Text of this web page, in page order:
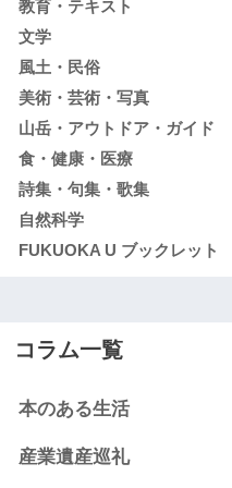
教育・テキスト
文学
風土・民俗
美術・芸術・写真
山岳・アウトドア・ガイド
食・健康・医療
詩集・句集・歌集
自然科学
FUKUOKA U ブックレット
コラム一覧
本のある生活
産業遺産巡礼